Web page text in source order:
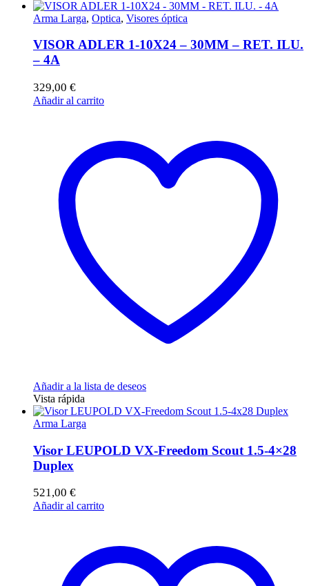
Arma Larga, Optica, Visores óptica
VISOR ADLER 1-10X24 – 30MM – RET. ILU.
– 4A
329,00 €
Añadir al carrito
Añadir a la lista de deseos
Vista rápida
Arma Larga
Visor LEUPOLD VX-Freedom Scout 1.5-4×28
Duplex
521,00 €
Añadir al carrito